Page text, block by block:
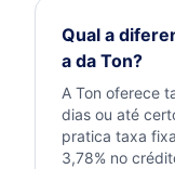
Qual a
a da Ton?
A Ton oferece
dias ou até
pratica taxa
3,78% no